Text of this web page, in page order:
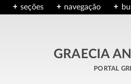
seções navegação
GRAECIA
portal